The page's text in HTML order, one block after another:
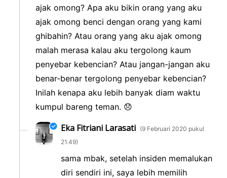
ajak omong? Apa aku bikin orang yang aku
ajak omong benci dengan orang yang kami
ghibahin? Atau orang yang aku ajak omong
malah merasa kalau aku tergolong kaum
penyebar kebencian? Atau jangan-jangan aku
benar-benar tergolong penyebar kebencian?
Inilah kenapa aku lebih banyak diam waktu
kumpul bareng teman. 😞
Eka Fitriani Larasati
9 Februari 2020 pukul
21.49
sama mbak, setelah insiden memalukan
diri sendiri ini, saya lebih memilih